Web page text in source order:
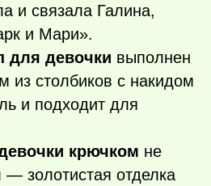
и связала Галина,
и Мари».
для девочки выполнен
из столбиков с накидом
и подходит для
крючком не
— золотистая отделка